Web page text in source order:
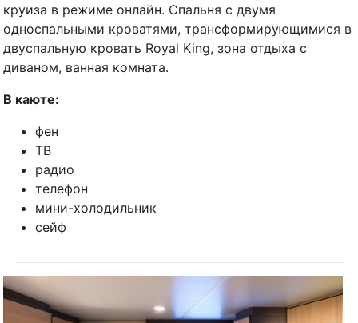
круиза в режиме онлайн. Спальня с двумя
односпальными кроватями, трансформирующимися в
двуспальную кровать Royal King, зона отдыха с
диваном, ванная комната.
В каюте:
фен
ТВ
радио
телефон
мини-холодильник
сейф